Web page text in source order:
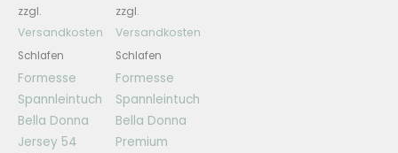
zzgl.
Versandkosten
Schlafen
Formesse
Spannleintuch
Bella Donna
Jersey 54
zzgl.
Versandkosten
Schlafen
Formesse
Spannleintuch
Bella Donna
Premium